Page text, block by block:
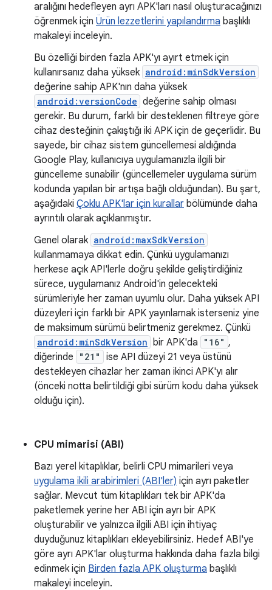
aralığını hedefleyen ayrı APK'ları nasıl oluşturacağınızı
öğrenmek için Ürün lezzetlerini yapılandırma başlıklı
makaleyi inceleyin.
Bu özelliği birden fazla APK'yı ayırt etmek için
kullanırsanız daha yüksek android:minSdkVersion
değerine sahip APK'nın daha yüksek
android:versionCode değerine sahip olması
gerekir. Bu durum, farklı bir desteklenen filtreye göre
cihaz desteğinin çakıştığı iki APK için de geçerlidir. Bu
sayede, bir cihaz sistem güncellemesi aldığında
Google Play, kullanıcıya uygulamanızla ilgili bir
güncelleme sunabilir (güncellemeler uygulama sürüm
kodunda yapılan bir artışa bağlı olduğundan). Bu şart,
aşağıdaki Çoklu APK'lar için kurallar bölümünde daha
ayrıntılı olarak açıklanmıştır.
Genel olarak android:maxSdkVersion
kullanmamaya dikkat edin. Çünkü uygulamanızı
herkese açık API'lerle doğru şekilde geliştirdiğiniz
sürece, uygulamanız Android'in gelecekteki
sürümleriyle her zaman uyumlu olur. Daha yüksek API
düzeyleri için farklı bir APK yayınlamak isterseniz yine
de maksimum sürümü belirtmeniz gerekmez. Çünkü
android:minSdkVersion bir APK'da "16" ,
diğerinde
"21"
ise API düzeyi 21 veya üstünü
destekleyen cihazlar her zaman ikinci APK'yı alır
(önceki notta belirtildiği gibi sürüm kodu daha yüksek
olduğu için).
CPU mimarisi (ABI)
Bazı yerel kitaplıklar, belirli CPU mimarileri veya
uygulama ikili arabirimleri (ABI'ler) için ayrı paketler
sağlar. Mevcut tüm kitaplıkları tek bir APK'da
paketlemek yerine her ABI için ayrı bir APK
oluşturabilir ve yalnızca ilgili ABI için ihtiyaç
duyduğunuz kitaplıkları ekleyebilirsiniz. Hedef ABI'ye
göre ayrı APK'lar oluşturma hakkında daha fazla bilgi
edinmek için Birden fazla APK oluşturma başlıklı
makaleyi inceleyin.